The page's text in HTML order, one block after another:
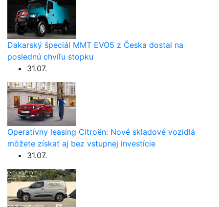
Dakarský špeciál MMT EVO5 z Česka dostal na
poslednú chvíľu stopku
31.07.
Operatívny leasing Citroën: Nové skladové vozidlá
môžete získať aj bez vstupnej investície
31.07.